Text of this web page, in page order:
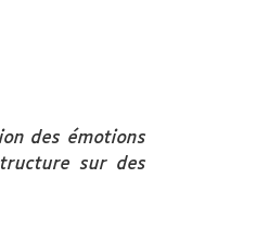
des émotions
sur des